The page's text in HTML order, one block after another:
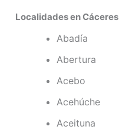
Localidades en Cáceres
Abadía
Abertura
Acebo
Acehúche
Aceituna